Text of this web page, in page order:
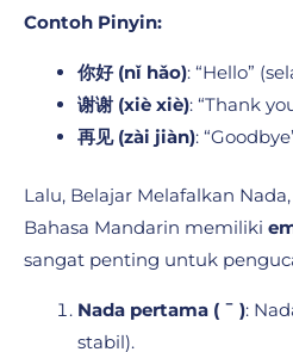
Contoh Pinyin:
你好 (nǐ hǎo): “Hello”
谢谢 (xiè xiè): “Thank
再见 (zài jiàn):
Lalu, Belajar Melafalkan Nada,
Bahasa Mandarin memiliki
sangat penting untuk
Nada pertama ( ˉ ):
stabil).